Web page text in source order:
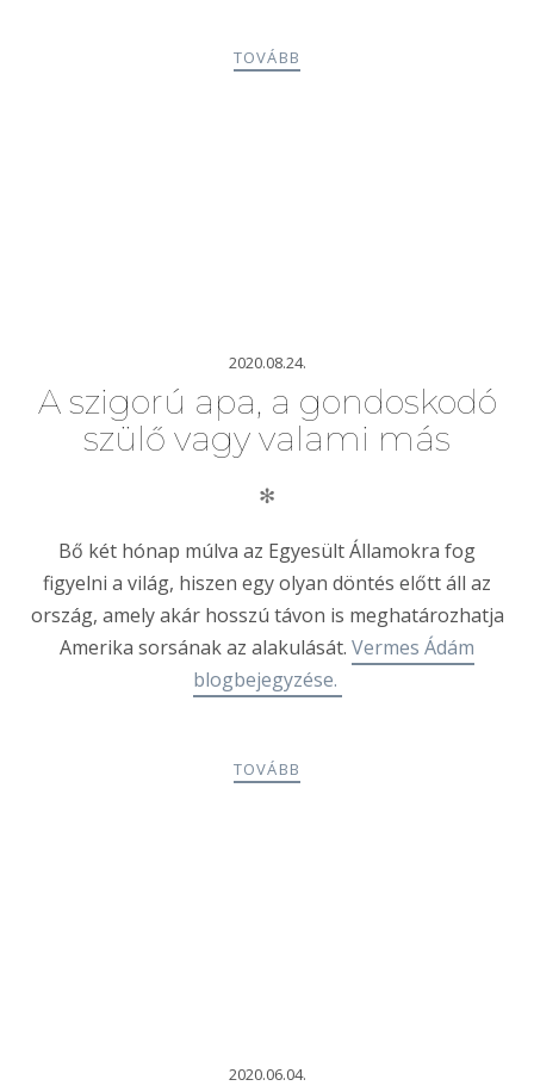
TOVÁBB
2020.08.24.
A szigorú apa, a gondoskodó
szülő vagy valami más
✻
Bő két hónap múlva az Egyesült Államokra fog
figyelni a világ, hiszen egy olyan döntés előtt áll az
ország, amely akár hosszú távon is meghatározhatja
Amerika sorsának az alakulását. Vermes Ádám
blogbejegyzése.
TOVÁBB
2020.06.04.